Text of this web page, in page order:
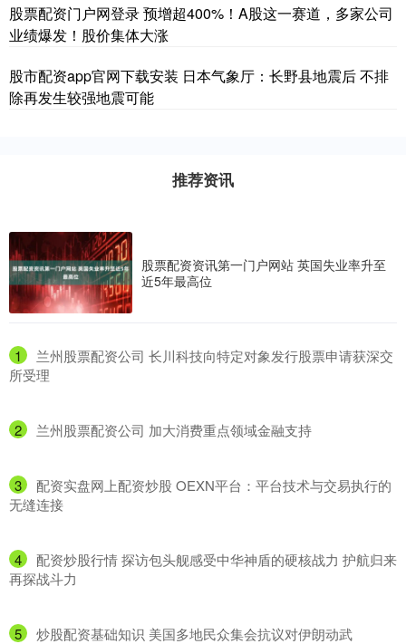
股票配资门户网登录 预增超400%！A股这一赛道，多家公司
业绩爆发！股价集体大涨
股市配资app官网下载安装 日本气象厅：长野县地震后 不排
除再发生较强地震可能
推荐资讯
股票配资资讯第一门户网站 英国失业率升至
近5年最高位
1
​兰州股票配资公司 长川科技向特定对象发行股票申请获深交
所受理
2 ​兰州股票配资公司 加大消费重点领域金融支持
3
​配资实盘网上配资炒股 OEXN平台：平台技术与交易执行的
无缝连接
4
​配资炒股行情 探访包头舰感受中华神盾的硬核战力 护航归来
再探战斗力
5 ​炒股配资基础知识 美国多地民众集会抗议对伊朗动武